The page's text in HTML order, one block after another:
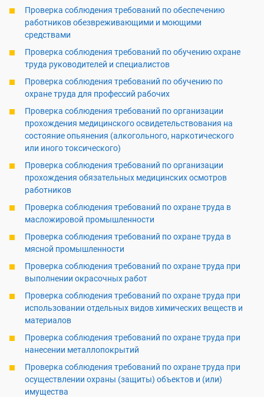
Проверка соблюдения требований по обеспечению
работников обезвреживающими и моющими
средствами
Проверка соблюдения требований по обучению охране
труда руководителей и специалистов
Проверка соблюдения требований по обучению по
охране труда для профессий рабочих
Проверка соблюдения требований по организации
прохождения медицинского освидетельствования на
состояние опьянения (алкогольного, наркотического
или иного токсического)
Проверка соблюдения требований по организации
прохождения обязательных медицинских осмотров
работников
Проверка соблюдения требований по охране труда в
масложировой промышленности
Проверка соблюдения требований по охране труда в
мясной промышленности
Проверка соблюдения требований по охране труда при
выполнении окрасочных работ
Проверка соблюдения требований по охране труда при
использовании отдельных видов химических веществ и
материалов
Проверка соблюдения требований по охране труда при
нанесении металлопокрытий
Проверка соблюдения требований по охране труда при
осуществлении охраны (защиты) объектов и (или)
имущества